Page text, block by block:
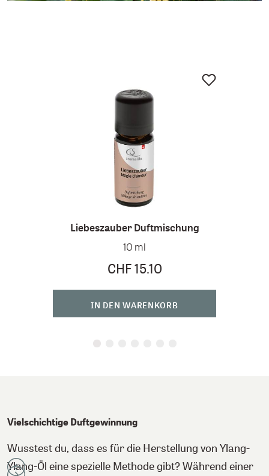
Liebeszauber Duftmischung
10 ml
CHF 15.10
IN DEN WARENKORB
Vielschichtige Duftgewinnung
Wusstest du, dass es für die Herstellung von Ylang-
Ylang-Öl eine spezielle Methode gibt? Während einer